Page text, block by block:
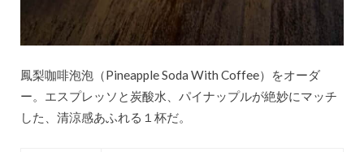
鳳梨咖啡泡泡（Pineapple Soda With Coffee）をオーダ
ー。エスプレッソと炭酸水、パイナップルが絶妙にマッチ
した、清涼感あふれる１杯だ。